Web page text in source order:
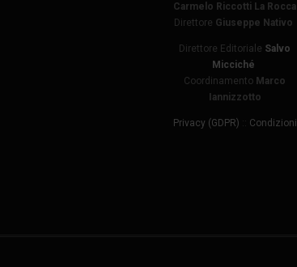
Carmelo Riccotti La Rocca
Direttore Giuseppe Nativo
Direttore Editoriale Salvo
Micciché
Coordinamento Marco
Iannizzotto
Privacy (GDPR) :: Condizioni